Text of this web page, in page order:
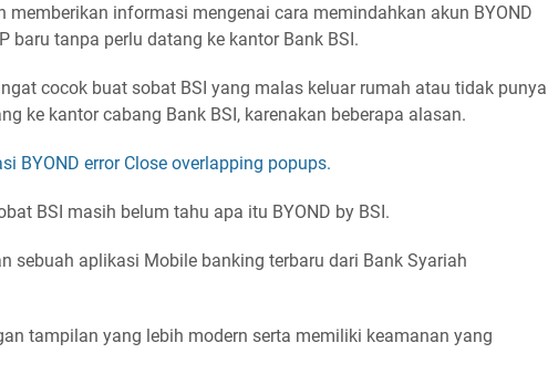
memberikan informasi mengenai cara memindahkan akun BYOND
baru tanpa perlu datang ke kantor Bank BSI.
cocok buat sobat BSI yang malas keluar rumah atau tidak punya
ke kantor cabang Bank BSI, karenakan beberapa alasan.
BYOND error Close overlapping popups.
BSI masih belum tahu apa itu BYOND by BSI.
sebuah aplikasi Mobile banking terbaru dari Bank Syariah
tampilan yang lebih modern serta memiliki keamanan yang